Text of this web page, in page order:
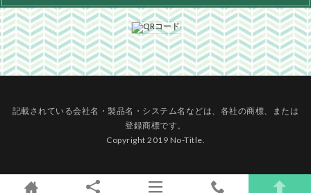
記載されている会社名・製品名・システム名などは、各社の商標、または
登録商標です。
Copyright 2019 No-Title.